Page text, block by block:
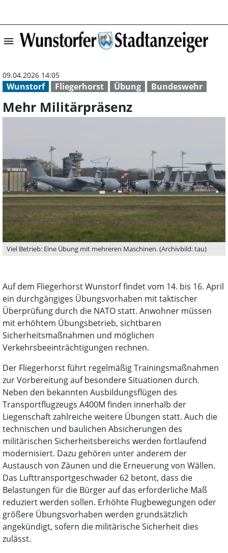
menu Mehr
Wunstorf Fliegerhorst Übung Bundeswehr
09.04.2026 14:05
Mehr Militärpräsenz
Viel Betrieb: Eine Übung mit mehreren Maschinen. (Archivbild: tau)
Auf dem Fliegerhorst Wunstorf findet vom 14. bis 16. April
ein durchgängiges Übungsvorhaben mit taktischer
Überprüfung durch die NATO statt. Anwohner müssen
mit erhöhtem Übungsbetrieb, sichtbaren
Sicherheitsmaßnahmen und möglichen
Verkehrsbeeinträchtigungen rechnen.
Der Fliegerhorst führt regelmäßig Trainingsmaßnahmen
zur Vorbereitung auf besondere Situationen durch.
Neben den bekannten Ausbildungsflügen des
Transportflugzeugs A400M finden innerhalb der
Liegenschaft zahlreiche weitere Übungen statt. Auch die
technischen und baulichen Absicherungen des
militärischen Sicherheitsbereichs werden fortlaufend
modernisiert. Dazu gehören unter anderem der
Austausch von Zäunen und die Erneuerung von Wällen.
Das Lufttransportgeschwader 62 betont, dass die
Belastungen für die Bürger auf das erforderliche Maß
reduziert werden sollen. Erhöhte Flugbewegungen oder
größere Übungsvorhaben werden grundsätzlich
angekündigt, sofern die militärische Sicherheit dies
zulässt.